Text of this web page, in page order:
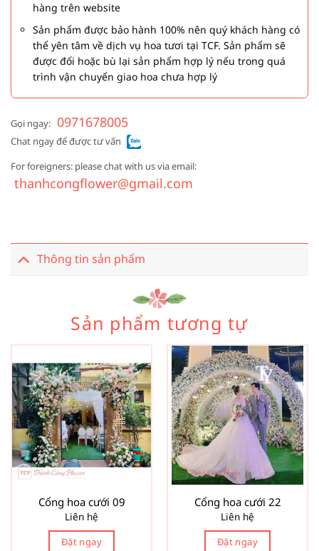
hàng trên website
Sản phẩm được bảo hành 100% nên quý khách hàng có
thể yên tâm về dịch vụ hoa tươi tại TCF. Sản phẩm sẽ
được đổi hoặc bù lại sản phẩm hợp lý nếu trong quá
trình vận chuyển giao hoa chưa hợp lý
Gọi ngay: 0971678005
Chat ngay để được tư vấn
For foreigners: please chat with us via email:
thanhcongflower@gmail.com
Thông tin sản phẩm
Sản phẩm tương tự
Cổng hoa cưới 09
Liên hệ
Đặt ngay
Cổng hoa cưới 22
Liên hệ
Đặt ngay